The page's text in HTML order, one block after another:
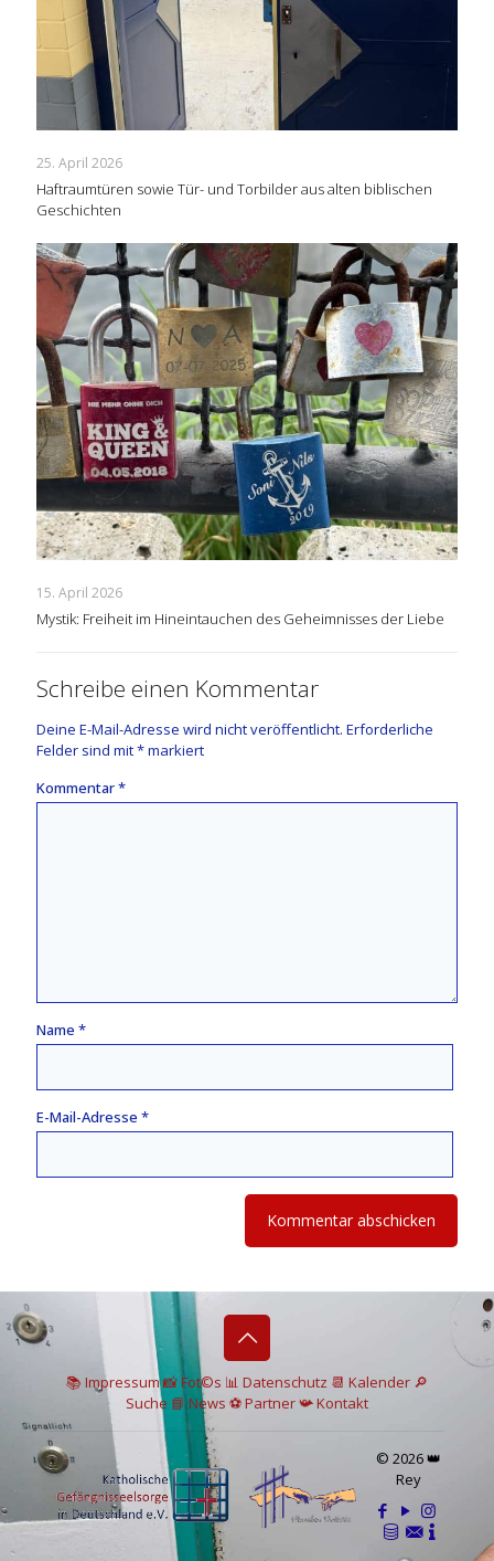
25. April 2026
Haftraumtüren sowie Tür- und Torbilder aus alten biblischen
Geschichten
15. April 2026
Mystik: Freiheit im Hineintauchen des Geheimnisses der Liebe
Schreibe einen Kommentar
Deine E-Mail-Adresse wird nicht veröffentlicht. Erforderliche
Felder sind mit*markiert
Kommentar*
Name *
E-Mail-Adresse *
📚 Impressum📸Fot©s 📊 Datenschutz 📆 Kalender 🔎
Suche 📘 News ⚽Partner📯Kontakt
© 2026 👑
Rey